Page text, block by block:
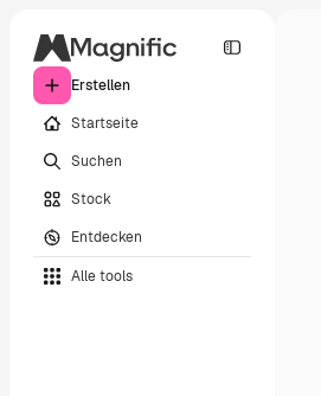
Erstellen
Startseite
Suchen
Stock
Entdecken
Alle tools